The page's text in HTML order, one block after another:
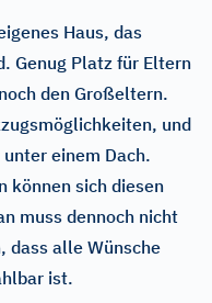
Haus, das
Genug Platz für Eltern
den Großeltern.
und
einem Dach.
können sich diesen
muss dennoch nicht
dass alle Wünsche
ist.